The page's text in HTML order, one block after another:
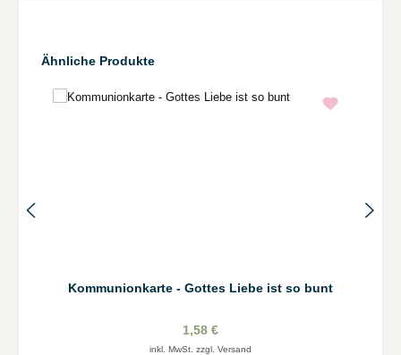
Produktgalerie überspringen
Ähnliche Produkte
Kommunionkarte - Gottes Liebe ist so bunt
1,58 €
inkl. MwSt. zzgl. Versand